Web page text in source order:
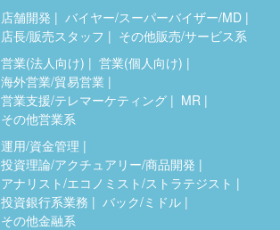
店舗開発
バイヤー/スーパーバイザー/MD
店長/販売スタッフ
その他販売/サービス系
営業(法人向け)
営業(個人向け)
海外営業/貿易営業
営業支援/テレマーケティング
MR
その他営業系
運用/資金管理
投資理論/アクチュアリー/商品開発
アナリスト/エコノミスト/ストラテジスト
投資銀行系業務
バック/ミドル
その他金融系